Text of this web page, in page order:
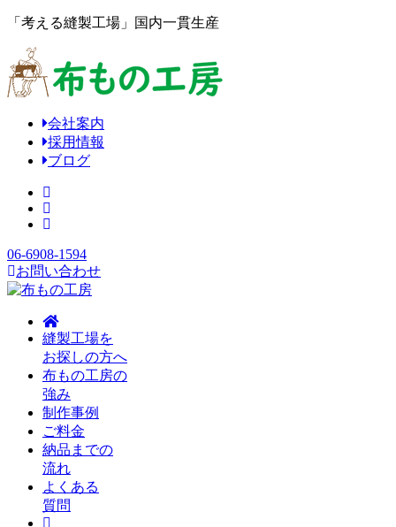
「考える縫製工場」国内一貫生産
会社案内
採用情報
ブログ
06-6908-1594
お問い合わせ
縫製工場を
お探しの方へ
布もの工房の
強み
制作事例
ご料金
納品までの
流れ
よくある
質問